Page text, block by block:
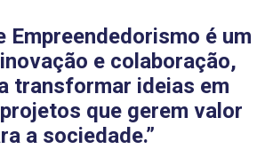
Empreendedorismo é um
e colaboração,
transformar ideias em
que gerem valor
a sociedade.”